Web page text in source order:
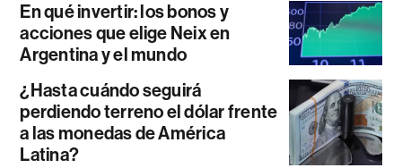
En qué invertir: los bonos y
acciones que elige Neix en
Argentina y el mundo
¿Hasta cuándo seguirá
perdiendo terreno el dólar frente
a las monedas de América
Latina?